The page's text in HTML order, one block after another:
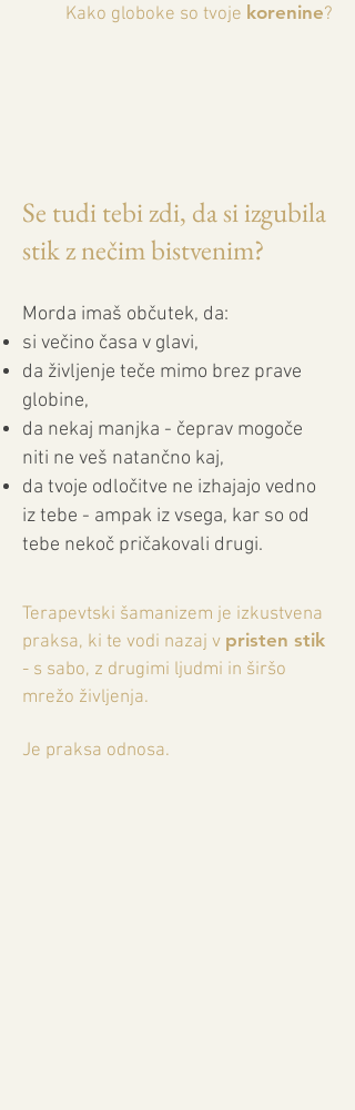
Kako globoke so tvoje korenine?
Se tudi tebi zdi, da si izgubila
stik z nečim bistvenim?
Morda imaš občutek, da:
si večino časa v glavi,
da življenje teče mimo brez prave
globine,
da nekaj manjka - čeprav mogoče
niti ne veš natančno kaj,
da tvoje odločitve ne izhajajo vedno
iz tebe - ampak iz vsega, kar so od
tebe nekoč pričakovali drugi.
Terapevtski šamanizem je izkustvena
praksa, ki te vodi nazaj v pristen stik
- s sabo, z drugimi ljudmi in širšo
mrežo življenja.
Je praksa odnosa.